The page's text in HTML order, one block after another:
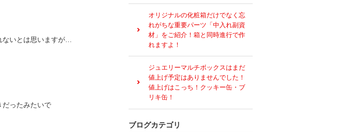
いとは思いますが…
だったみたいで
オリジナルの化粧箱だけでなく忘
れがちな重要パーツ「中入れ副資
材」をご紹介！箱と同時進行で作
れますよ！
ジュエリーマルチボックスはまだ
値上げ予定はありませんでした！
値上げはこっち！クッキー缶・ブ
リキ缶！
ブログカテゴリ